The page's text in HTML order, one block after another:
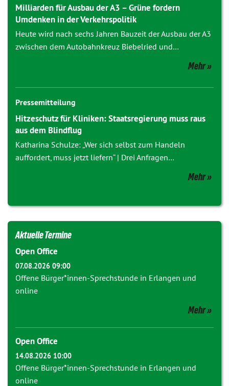
Milliarden für Ausbau der A3 – Grüne fordern
Umdenken in der Verkehrspolitik
Heute wird nach sechs Jahren Bauzeit der Ausbau der A3
zwischen dem Autobahnkreuz Biebelried und…
Mehr
Pressemitteilung
Hitzeschutz für Kliniken: Staatsregierung muss raus
aus dem Blindflug
Katharina Schulze: „Wer sich selbst zum Handeln
auffordert, muss jetzt liefern“ | Drei Anfragen…
Mehr
Aktuelle Termine
Open Office
07.08.2026 09:00
Offene Bürger*innen-Sprechstunde in Erlangen und
online
Mehr
Open Office
14.08.2026 10:00
Offene Bürger*innen-Sprechstunde in Erlangen und
online